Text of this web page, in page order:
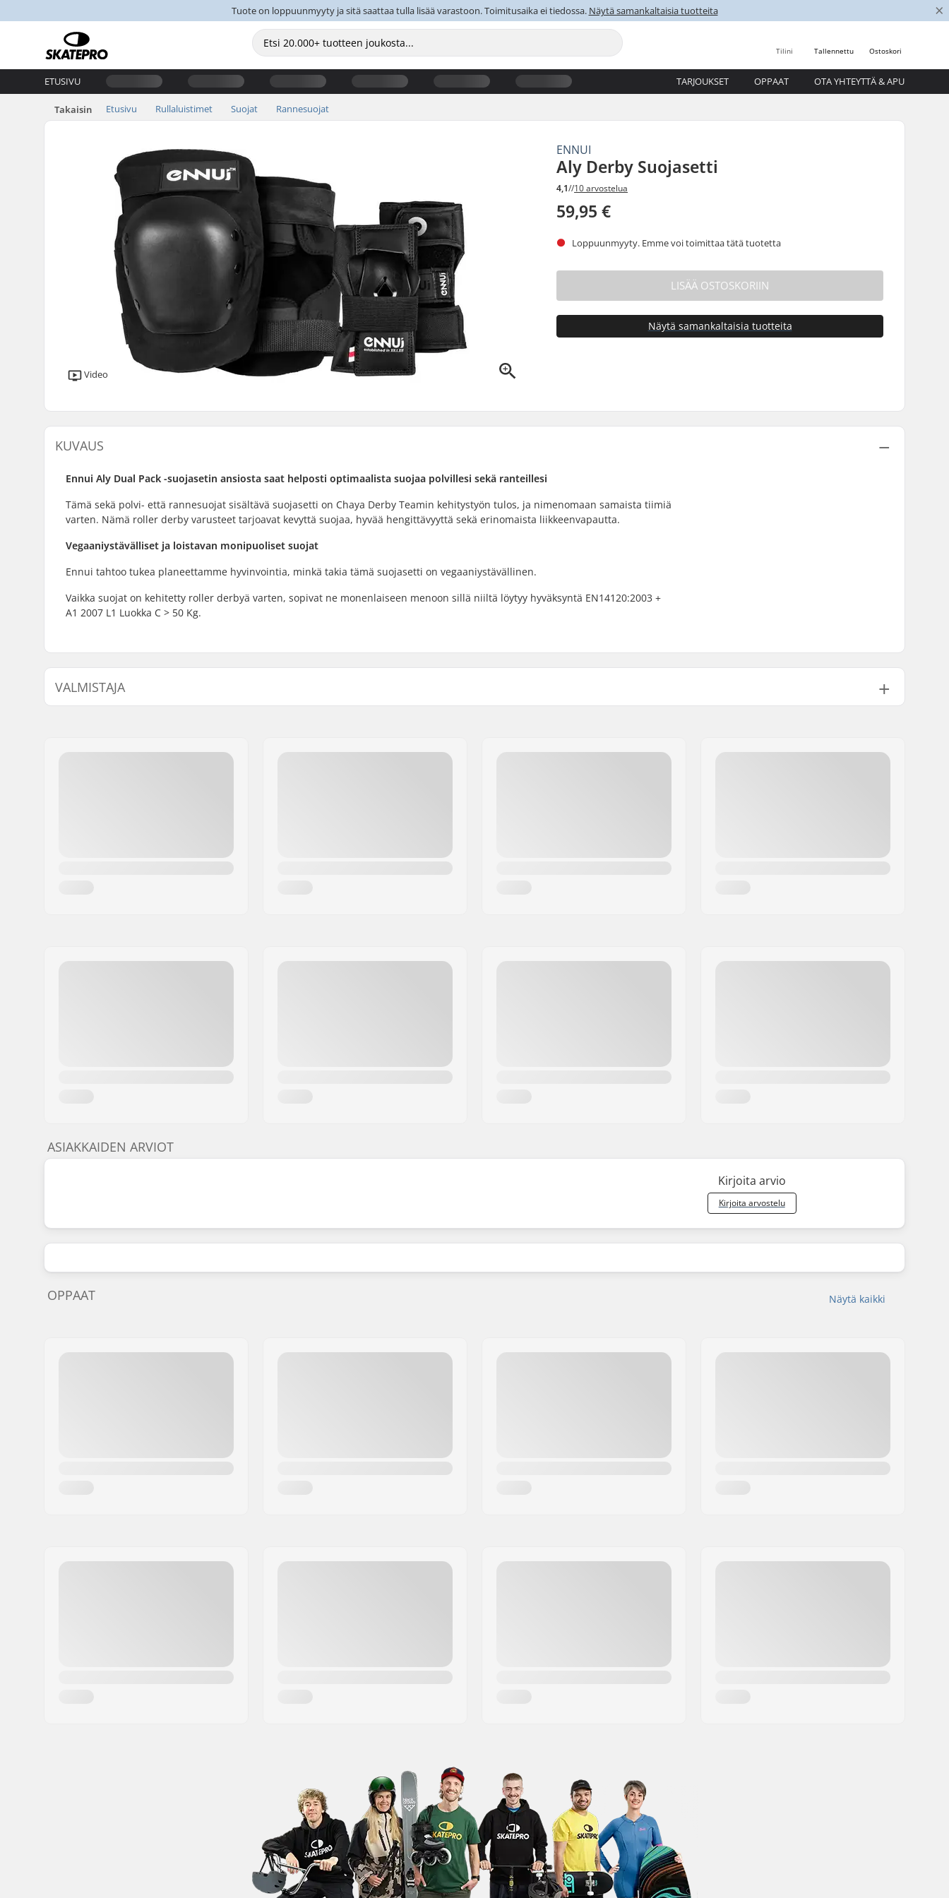
Tuote on loppuunmyyty ja sitä saattaa tulla lisää varastoon. Toimitusaika ei tiedossa. Näytä samankaltaisia tuotteita ×
Ostoskori
Tallennettu
Tilini
ETUSIVU TARJOUKSET OPPAAT OTA YHTEYTTÄ & APU
Takaisin Etusivu Rullaluistimet Suojat Rannesuojat
ENNUI
Aly Derby Suojasetti
4,1//10 arvostelua
59,95 €
Video
Loppuunmyyty. Emme voi toimittaa tätä tuotetta
LISÄÄ OSTOSKORIIN
Näytä samankaltaisia tuotteita
KUVAUS
Ennui Aly Dual Pack -suojasetin ansiosta saat helposti optimaalista suojaa polvillesi sekä ranteillesi
Tämä sekä polvi- että rannesuojat sisältävä suojasetti on Chaya Derby Teamin kehitystyön tulos, ja nimenomaan samaista tiimiä
varten. Nämä roller derby varusteet tarjoavat kevyttä suojaa, hyvää hengittävyyttä sekä erinomaista liikkeenvapautta.
Vegaaniystävälliset ja loistavan monipuoliset suojat
Ennui tahtoo tukea planeettamme hyvinvointia, minkä takia tämä suojasetti on vegaaniystävällinen.
Vaikka suojat on kehitetty roller derbyä varten, sopivat ne monenlaiseen menoon sillä niiltä löytyy hyväksyntä EN14120:2003 +
A1 2007 L1 Luokka C > 50 Kg.
VALMISTAJA
ASIAKKAIDEN ARVIOT
Kirjoita arvio
Kirjoita arvostelu
Näytä kaikki
OPPAAT